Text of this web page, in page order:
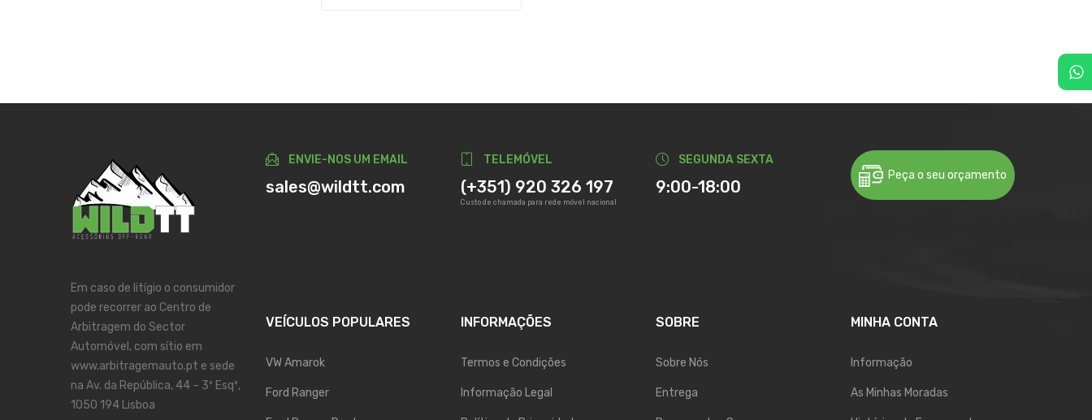
ENVIE-NOS UM EMAIL
sales@wildtt.com
TELEMÓVEL
(+351) 920 326 197
Custo de chamada para rede móvel nacional
SEGUNDA SEXTA
9:00-18:00
Peça o seu orçamento
Em caso de litígio o consumidor
pode recorrer ao Centro de
Arbitragem do Sector
Automóvel, com sítio em
www.arbitragemauto.pt e sede
na Av. da República, 44 – 3º Esqº,
1050 194 Lisboa
VEÍCULOS POPULARES
VW Amarok
Ford Ranger
INFORMAÇÕES
Termos e Condições
Informação Legal
SOBRE
Sobre Nós
Entrega
MINHA CONTA
Informação
As Minhas Moradas